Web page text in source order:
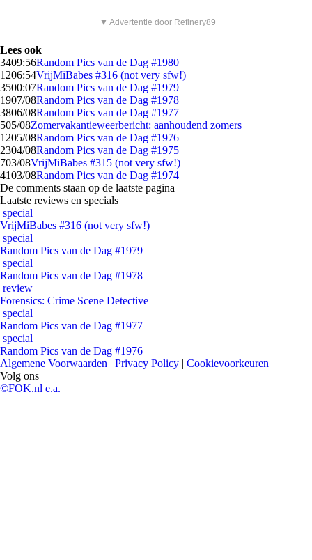
▼ Advertentie door Refinery89
Lees ook
3409:56Random Pics van de Dag #1980
1206:54VrijMiBabes #316 (not very sfw!)
3500:07Random Pics van de Dag #1979
1907/08Random Pics van de Dag #1978
3806/08Random Pics van de Dag #1977
505/08Zomervakantieweerbericht: aanhoudend zomers
1205/08Random Pics van de Dag #1976
2304/08Random Pics van de Dag #1975
703/08VrijMiBabes #315 (not very sfw!)
4103/08Random Pics van de Dag #1974
De comments staan op de laatste pagina
Laatste reviews en specials
special
VrijMiBabes #316 (not very sfw!)
special
Random Pics van de Dag #1979
special
Random Pics van de Dag #1978
review
Forensics: Crime Scene Detective
special
Random Pics van de Dag #1977
special
Random Pics van de Dag #1976
Algemene Voorwaarden | Privacy Policy | Cookievoorkeuren
Volg ons
©FOK.nl e.a.